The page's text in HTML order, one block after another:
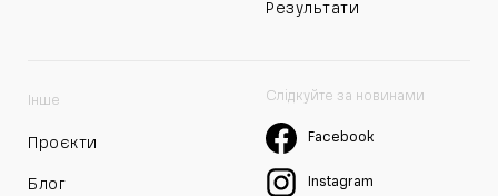
Результати
Інше
Проєкти
Блог
Слідкуйте за новинами
Facebook
Instagram